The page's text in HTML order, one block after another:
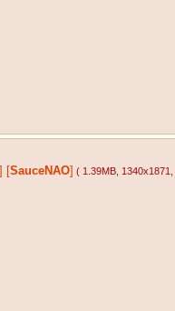
SauceNAO ( 1.39MB , 1340x1871